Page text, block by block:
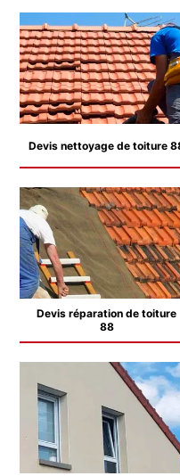
Devis nettoyage de toiture
Devis réparation de toiture
88